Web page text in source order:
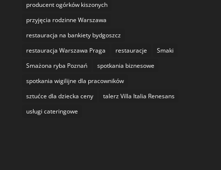
producent ogórków kiszonych
przyjęcia rodzinne Warszawa
restauracja na bankiety bydgoszcz
restauracja Warszawa Praga
restauracje
Smaki
Smażona ryba Poznań
spotkania biznesowe
spotkania wigilijne dla pracowników
sztućce dla dziecka ceny
talerz Villa Italia Renesans
usługi cateringowe